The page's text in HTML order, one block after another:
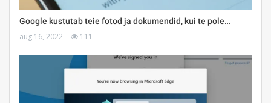
Google kustutab teie fotod ja dokumendid, kui te pole…
aug 16, 2022 111